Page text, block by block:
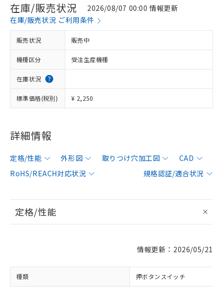
在庫/販売状況
2026/08/07 00:00 情報更新
在庫/販売状況 ご利用条件
販売状況 販売中
機種区分 受注生産機種
在庫状況
標準価格(税別) ¥ 2,250
詳細情報
定格/性能 外形図 取りつけ穴加工図
CAD
RoHS/REACH対応状況
規格認証/適合状況
定格/性能
情報更新：2026/05/21
種類 押ボタンスイッチ